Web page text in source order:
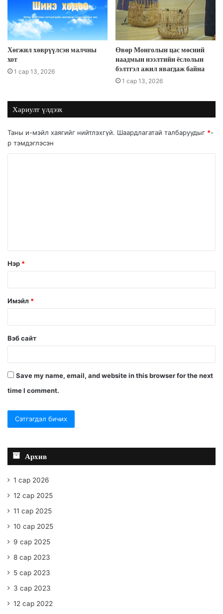
Хөгжил хөврүүлсэн малчны
хот
1 сар 13, 2026
Өвөр Монголын цас мөсний
наадмын нээлтийн ёслолын
бэлтгэл ажил явагдаж байна
1 сар 13, 2026
Хариулт үлдээх
Таны и-мэйл хаягийг нийтлэхгүй. Шаардлагатай талбаруудыг *-
р тэмдэглэсэн
Нэр *
Имэйл *
Вэб сайт
Save my name, email, and website in this browser for the next
time I comment.
Архив
1 сар 2026
12 сар 2025
11 сар 2025
10 сар 2025
9 сар 2025
8 сар 2023
5 сар 2023
3 сар 2023
12 сар 2022